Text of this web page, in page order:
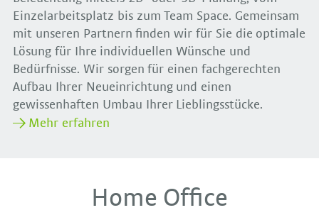
Einzelarbeitsplatz bis zum Team Space. Gemeinsam
mit unseren Partnern finden wir für Sie die optimale
Lösung für Ihre individuellen Wünsche und
Bedürfnisse. Wir sorgen für einen fachgerechten
Aufbau Ihrer Neueinrichtung und einen
gewissenhaften Umbau Ihrer Lieblingsstücke.
Mehr erfahren
Home Office